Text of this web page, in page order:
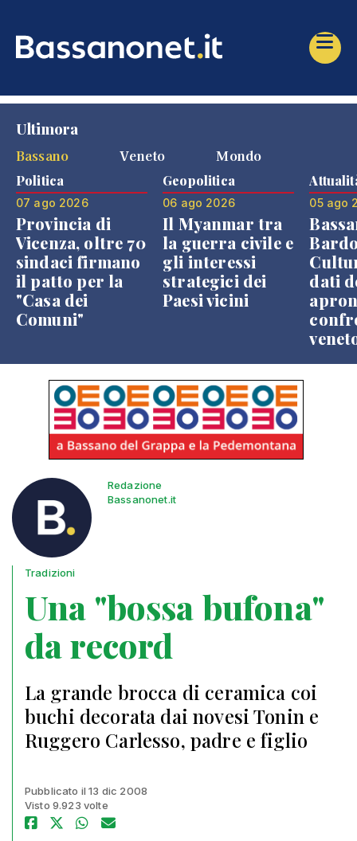
Ultimora
Bassano
Veneto Mondo
Politica
07 ago 2026
Provincia di
Vicenza, oltre 70
sindaci firmano
il patto per la
"Casa dei
Comuni"
Geopolitica
06 ago 2026
Il Myanmar tra
la guerra civile e
gli interessi
strategici dei
Paesi vicini
05 ago
dati
Redazione
Bassanonet.it
Tradizioni
Una "bossa bufona"
da record
La grande brocca di ceramica coi
buchi decorata dai novesi Tonin e
Ruggero Carlesso, padre e figlio
Pubblicato il 13 dic 2008
Visto 9.923 volte